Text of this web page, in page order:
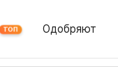
ТОП Одобряют